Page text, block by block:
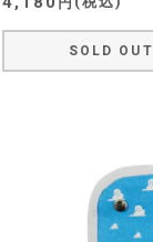
SOLD OUT